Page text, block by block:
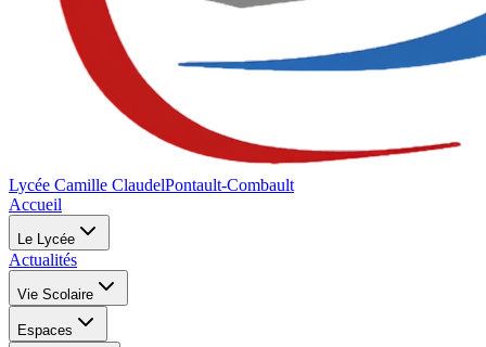
Lycée Camille ClaudelPontault-Combault
Accueil
Le Lycée
Actualités
Vie Scolaire
Espaces